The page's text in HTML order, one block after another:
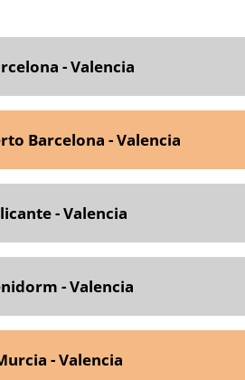
- Valencia
Barcelona - Valencia
- Valencia
- Valencia
- Valencia